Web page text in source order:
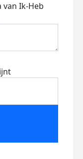
van Ik-Heb